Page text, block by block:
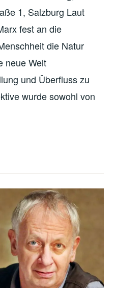
1, Salzburg Laut
fest an die
die Natur
neue Welt
und Überfluss zu
wurde sowohl von